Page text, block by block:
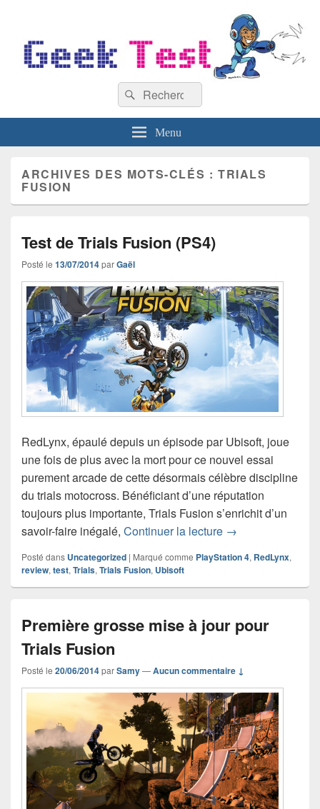
Recherche :
Rechercher
Menu
ARCHIVES DES MOTS-CLÉS :TRIALS
FUSION
Test de Trials Fusion (PS4)
Posté le 13/07/2014parGaël
RedLynx, épaulé depuis un épisode par Ubisoft, joue
une fois de plus avec la mort pour ce nouvel essai
purement arcade de cette désormais célèbre discipline
du trials motocross. Bénéficiant d’une réputation
toujours plus importante, Trials Fusion s’enrichit d’un
savoir-faire inégalé, Continuer la lecture Test de Trials
→
Posté dans Uncategorized | Marqué comme PlayStation 4, RedLynx,
review, test, Trials, Trials Fusion, Ubisoft
Première grosse mise à jour pour
Trials Fusion
Posté le 20/06/2014parSamy—Aucun commentaire ↓